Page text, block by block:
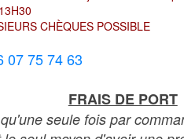
CHÈQUES POSSIBLE
07 75 74 63
FRAIS DE PORT
seule fois par